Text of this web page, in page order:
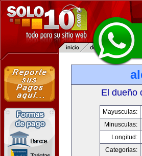
El dueño
Mayusculas:
Minusculas:
Longitud:
Categorias: